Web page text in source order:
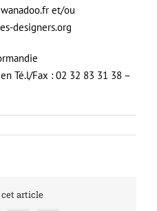
et/ou
designers.org
Té.l/Fax : 02 32 83 31 38 –
cet article